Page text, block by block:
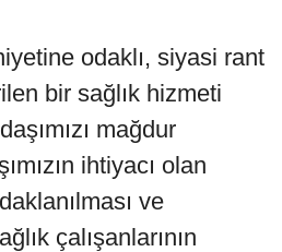
odaklı, siyasi rant
bir sağlık hizmeti
mağdur
ihtiyacı olan
ve
çalışanlarının